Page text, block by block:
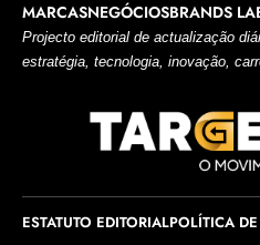
MARCASNEGÓCIOSBRANDS
Projecto editorial de actualização
estratégia, tecnologia, inovação,
ESTATUTO EDITORIALPOLÍTICA